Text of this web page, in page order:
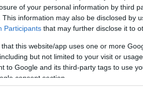
of your personal information by third
This information may also be disclosed by
Participants that may further disclose it to
that this website/app uses one or more
but not limited to your visit or
to Google and its third-party tags to use
consent section.
testov, katerih pozitivne
dan pred tem 4,3 odstotka.